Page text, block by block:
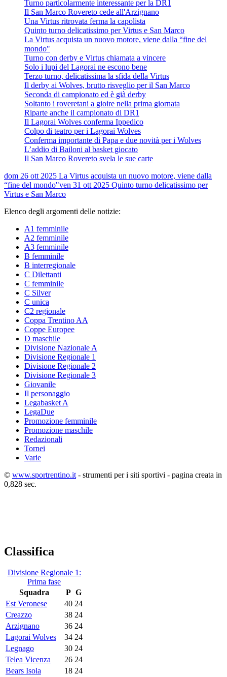
Turno particolarmente interessante per la DR1
Il San Marco Rovereto cede all'Arzignano
Una Virtus ritrovata ferma la capolista
Quinto turno delicatissimo per Virtus e San Marco
La Virtus acquista un nuovo motore, viene dalla “fine del
mondo"
Turno con derby e Virtus chiamata a vincere
Solo i lupi del Lagorai ne escono bene
Terzo turno, delicatissima la sfida della Virtus
Il derby ai Wolves, brutto risveglio per il San Marco
Seconda di campionato ed è già derby
Soltanto i roveretani a gioire nella prima giornata
Riparte anche il campionato di DR1
Il Lagorai Wolves conferma Ippedico
Colpo di teatro per i Lagorai Wolves
Conferma importante di Papa e due novità per i Wolves
L’addio di Bailoni al basket giocato
Il San Marco Rovereto svela le sue carte
dom 26 ott 2025 La Virtus acquista un nuovo motore, viene dalla
“fine del mondo"ven 31 ott 2025 Quinto turno delicatissimo per
Virtus e San Marco
Elenco degli argomenti delle notizie:
A1 femminile
A2 femminile
A3 femminile
B femminile
B interregionale
C Dilettanti
C femminile
C Silver
C unica
C2 regionale
Coppa Trentino AA
Coppe Europee
D maschile
Divisione Nazionale A
Divisione Regionale 1
Divisione Regionale 2
Divisione Regionale 3
Giovanile
Il personaggio
Legabasket A
LegaDue
Promozione femminile
Promozione maschile
Redazionali
Tornei
Varie
© www.sportrentino.it - strumenti per i siti sportivi - pagina creata in
0,828 sec.
Classifica
Divisione Regionale 1:
Prima fase
Squadra
P G
Est Veronese
40 24
Creazzo
38 24
Arzignano
36 24
Lagorai Wolves
34 24
Legnago
30 24
Telea Vicenza
26 24
Bears Isola
18 24